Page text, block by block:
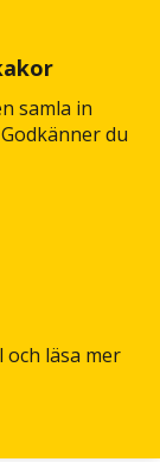
samla in
du
och läsa mer